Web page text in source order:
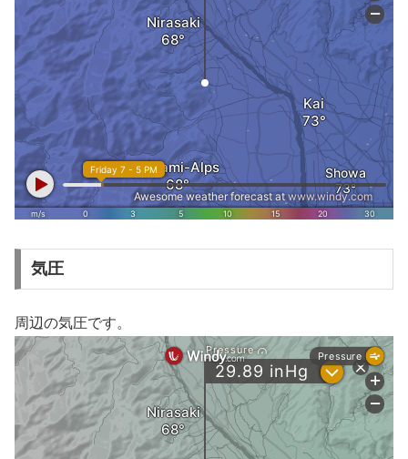
気圧
周辺の気圧です。